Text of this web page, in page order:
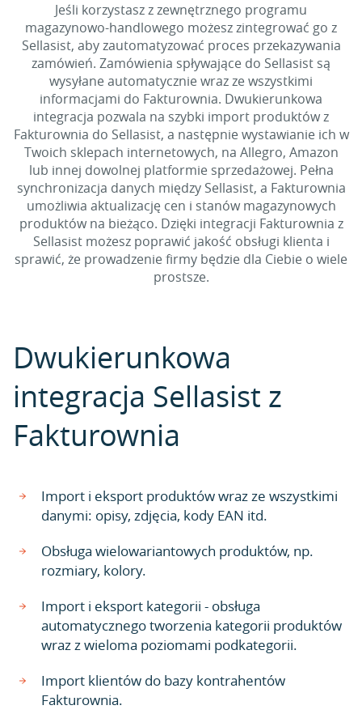
Jeśli korzystasz z zewnętrznego programu
magazynowo-handlowego możesz zintegrować go z
Sellasist, aby zautomatyzować proces przekazywania
zamówień. Zamówienia spływające do Sellasist są
wysyłane automatycznie wraz ze wszystkimi
informacjami do Fakturownia. Dwukierunkowa
integracja pozwala na szybki import produktów z
Fakturownia do Sellasist, a następnie wystawianie ich w
Twoich sklepach internetowych, na Allegro, Amazon
lub innej dowolnej platformie sprzedażowej. Pełna
synchronizacja danych między Sellasist, a Fakturownia
umożliwia aktualizację cen i stanów magazynowych
produktów na bieżąco. Dzięki integracji Fakturownia z
Sellasist możesz poprawić jakość obsługi klienta i
sprawić, że prowadzenie firmy będzie dla Ciebie o wiele
prostsze.
Dwukierunkowa
integracja Sellasist z
Fakturownia
Import i eksport produktów wraz ze wszystkimi
danymi: opisy, zdjęcia, kody EAN itd.
Obsługa wielowariantowych produktów, np.
rozmiary, kolory.
Import i eksport kategorii - obsługa
automatycznego tworzenia kategorii produktów
wraz z wieloma poziomami podkategorii.
Import klientów do bazy kontrahentów
Fakturownia.